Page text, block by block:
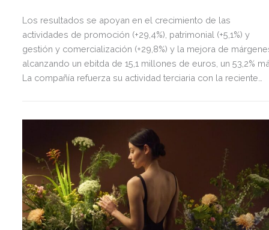
Los resultados se apoyan en el crecimiento de las
actividades de promoción (+29,4%), patrimonial (+5,1%) y
gestión y comercialización (+29,8%) y la mejora de
alcanzando un ebitda de 15,1 millones de euros, un 53,2%
La compañía refuerza su actividad terciaria con la reciente
España.